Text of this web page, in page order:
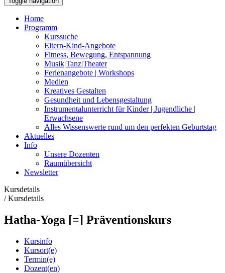
Home
Programm
Kurssuche
Eltern-Kind-Angebote
Fitness, Bewegung, Entspannung
Musik|Tanz|Theater
Ferienangebote | Workshops
Medien
Kreatives Gestalten
Gesundheit und Lebensgestaltung
Instrumentalunterricht für Kinder | Jugendliche |
Erwachsene
Alles Wissenswerte rund um den perfekten Geburtstag
Aktuelles
Info
Unsere Dozenten
Raumübersicht
Newsletter
Kursdetails
/Kursdetails
Hatha-Yoga [=] Präventionskurs
Kursinfo
Kursort(e)
Termin(e)
Dozent(en)